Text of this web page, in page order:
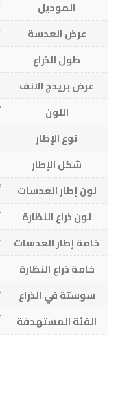
الموديل
عرض العدسة
طول الذراع
عرض بريدج الانف
اللون
نوع الإطار
شكل الإطار
لون إطار العدسات
لون ذراع النظارة
خامة إطار العدسات
خامة ذراع النظارة
سوستة في الذراع
الفئة المستهدفة